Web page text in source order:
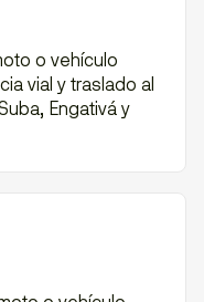
o vehículo
vial y traslado al
Engativá y